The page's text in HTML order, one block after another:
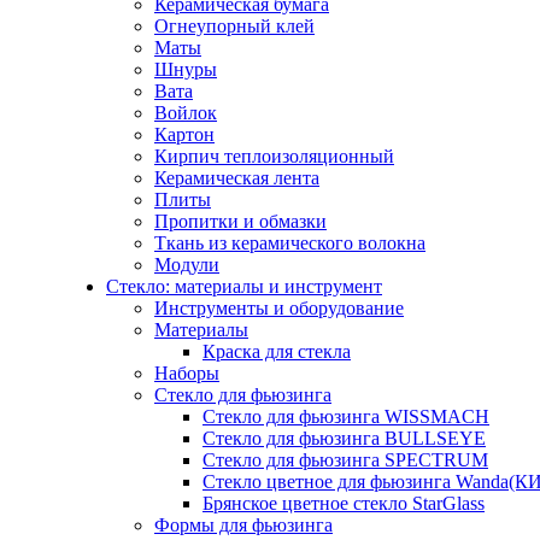
Керамическая бумага
Огнеупорный клей
Маты
Шнуры
Вата
Войлок
Картон
Кирпич теплоизоляционный
Керамическая лента
Плиты
Пропитки и обмазки
Ткань из керамического волокна
Модули
Стекло: материалы и инструмент
Инструменты и оборудование
Материалы
Краска для стекла
Наборы
Стекло для фьюзинга
Стекло для фьюзинга WISSMACH
Стекло для фьюзинга BULLSEYE
Стекло для фьюзинга SPECTRUM
Стекло цветное для фьюзинга
Брянское цветное стекло StarGlass
Формы для фьюзинга